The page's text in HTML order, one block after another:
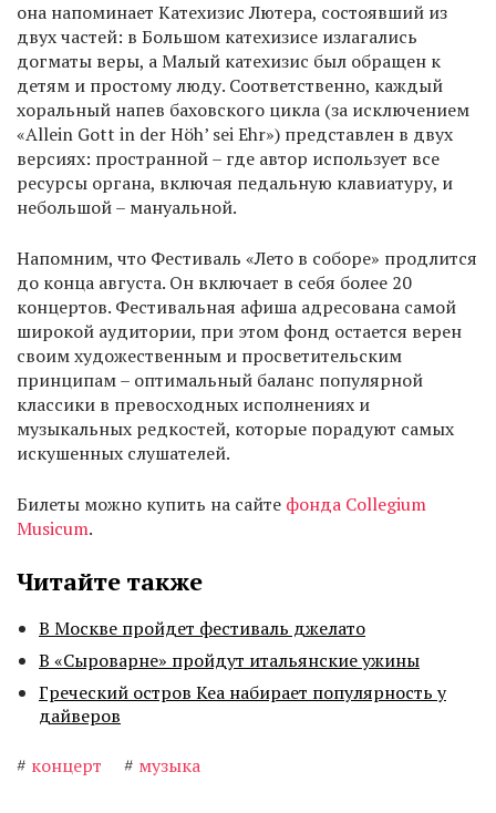
она напоминает Катехизис Лютера, состоявший из
двух частей: в Большом катехизисе излагались
догматы веры, а Малый катехизис был обращен к
детям и простому люду. Соответственно, каждый
хоральный напев баховского цикла (за исключением
«Allein Gott in der Höh’ sei Ehr») представлен в двух
версиях: пространной – где автор использует все
ресурсы органа, включая педальную клавиатуру, и
небольшой – мануальной.
Напомним, что Фестиваль «Лето в соборе» продлится
до конца августа. Он включает в себя более 20
концертов. Фестивальная афиша адресована самой
широкой аудитории, при этом фонд остается верен
своим художественным и просветительским
принципам – оптимальный баланс популярной
классики в превосходных исполнениях и
музыкальных редкостей, которые порадуют самых
искушенных слушателей.
Билеты можно купить на сайте фонда Collegium
Musicum.
Читайте также
В Москве пройдет фестиваль джелато
В «Сыроварне» пройдут итальянские ужины
Греческий остров Кеа набирает популярность у
дайверов
# концерт # музыка